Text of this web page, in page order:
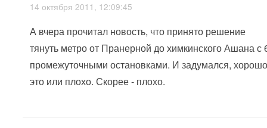
14 октября 2011, 12:09:45
А вчера прочитал новость, что принято решение
тянуть метро от Пранерной до химкинского Ашана с
промежуточными остановками. И задумался,
это или плохо. Скорее - плохо.